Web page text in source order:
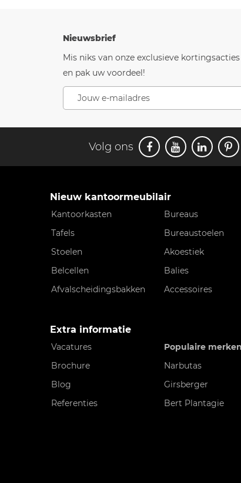
Nieuwsbrief
Mis niks van onze exclusieve kortingsacties
en pak uw voordeel!
Volg ons
Nieuw kantoormeubilair
Kantoorkasten
Bureaus
Tafels
Bureaustoelen
Stoelen
Akoestiek
Belcellen
Balies
Afvalscheidingsbakken
Accessoires
Extra informatie
Vacatures
Populaire merken
Brochure
Narbutas
Blog
Girsberger
Referenties
Bert Plantagie